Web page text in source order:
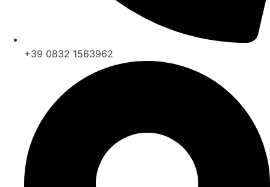
+39 0832 1563962